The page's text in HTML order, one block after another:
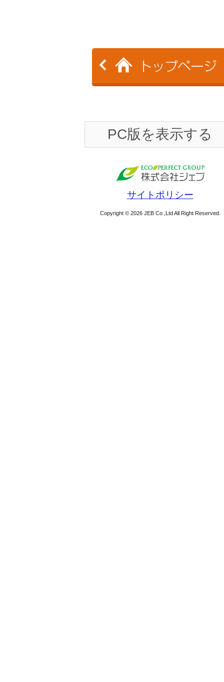
PC版を表示する
サイトポリシー
Copyright © 2026 JEB Co.,Ltd All Right Reserved.